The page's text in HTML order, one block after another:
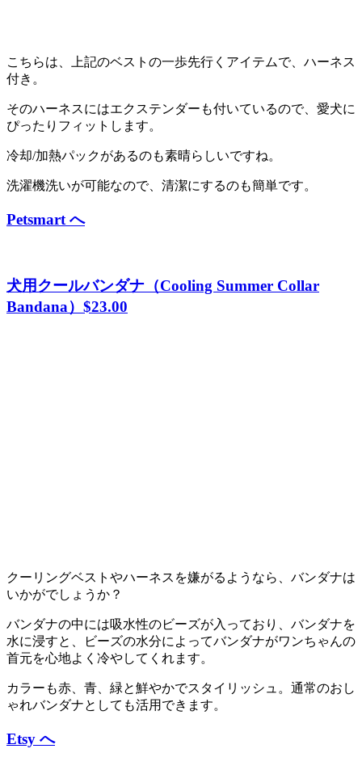
こちらは、上記のベストの一歩先行くアイテムで、ハーネス
付き。
そのハーネスにはエクステンダーも付いているので、愛犬に
ぴったりフィットします。
冷却/加熱パックがあるのも素晴らしいですね。
洗濯機洗いが可能なので、清潔にするのも簡単です。
Petsmart へ
犬用クールバンダナ（Cooling Summer Collar
Bandana）$23.00
クーリングベストやハーネスを嫌がるようなら、バンダナは
いかがでしょうか？
バンダナの中には吸水性のビーズが入っており、バンダナを
水に浸すと、ビーズの水分によってバンダナがワンちゃんの
首元を心地よく冷やしてくれます。
カラーも赤、青、緑と鮮やかでスタイリッシュ。通常のおし
ゃれバンダナとしても活用できます。
Etsy へ